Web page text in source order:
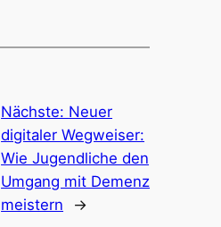
Nächste: Neuer
digitaler Wegweiser:
Wie Jugendliche den
Umgang mit Demenz
meistern
→